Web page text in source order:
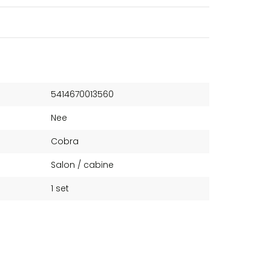
5414670013560
Nee
Cobra
Salon / cabine
1 set